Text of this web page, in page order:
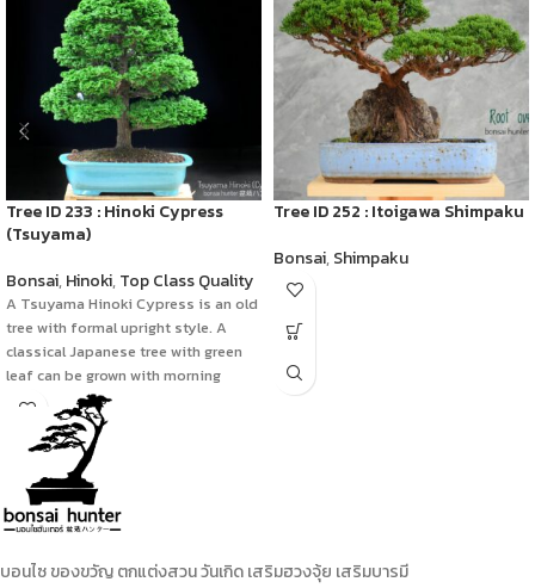
Tree ID 233 : Hinoki Cypress
(Tsuyama)
Bonsai,Hinoki,Top Class Quality
A Tsuyama Hinoki Cypress is an old
tree with formal upright style. A
classical Japanese tree with green
leaf can be grown with morning
sunlight.
Tree ID 252 : Itoigawa Shimpaku
Bonsai,Shimpaku
บอนไซ ของขวัญ ตกแต่งสวน วันเกิด เสริมฮวงจุ้ย เสริมบารมี